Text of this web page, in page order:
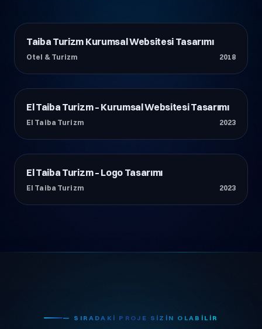
Otel & Turizm
Taiba Turizm Kurumsal Websitesi Tasarımı
Otel & Turizm 2018
Otel & Turizm
El Taiba Turizm – Kurumsal Websitesi Tasarımı
El Taiba Turizm 2023
Otel & Turizm
El Taiba Turizm – Logo Tasarımı
El Taiba Turizm 2023
— SIRADAKI PROJE SIZIN OLABILIR